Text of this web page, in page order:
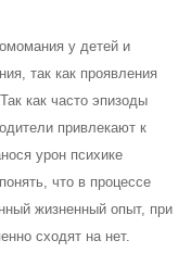
у детей и
так как проявления
как часто эпизоды
привлекают к
урон психике
что в процессе
жизненный опыт, при
сходят на нет.